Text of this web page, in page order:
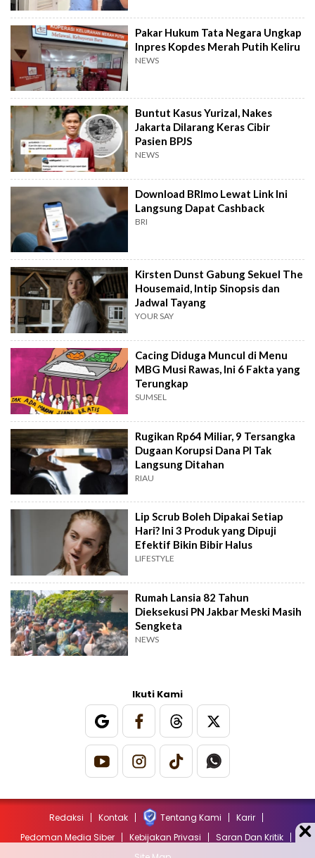
Pakar Hukum Tata Negara Ungkap
Inpres Kopdes Merah Putih Keliru
NEWS
Buntut Kasus Yurizal, Nakes
Jakarta Dilarang Keras Cibir
Pasien BPJS
NEWS
Download BRImo Lewat Link Ini
Langsung Dapat Cashback
BRI
Kirsten Dunst Gabung Sekuel The
Housemaid, Intip Sinopsis dan
Jadwal Tayang
YOUR SAY
Cacing Diduga Muncul di Menu
MBG Musi Rawas, Ini 6 Fakta yang
Terungkap
SUMSEL
Rugikan Rp64 Miliar, 9 Tersangka
Dugaan Korupsi Dana PI Tak
Langsung Ditahan
RIAU
Lip Scrub Boleh Dipakai Setiap
Hari? Ini 3 Produk yang Dipuji
Efektif Bikin Bibir Halus
LIFESTYLE
Rumah Lansia 82 Tahun
Dieksekusi PN Jakbar Meski Masih
Sengketa
NEWS
Ikuti Kami
Redaksi Kontak Tentang Kami
Karir
Pedoman Media Siber
Kebijakan Privasi
Saran Dan Kritik